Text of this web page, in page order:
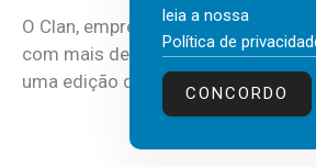
O Clan, empresa portuguesa de
com mais de 30 anos de atividade,
uma edição do...
leia a nossa
Política de
CONCORDO